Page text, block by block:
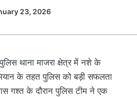
23, 2026
थाना माजरा क्षेत्र में नशे के
के तहत पुलिस को बड़ी सफलता
गश्त के दौरान पुलिस टीम ने एक